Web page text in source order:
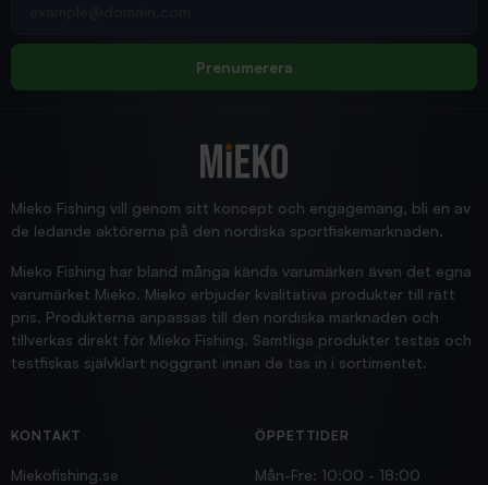
Jensa
Prenumerera
Mieko Fishing vill genom sitt koncept och engagemang, bli en av
de ledande aktörerna på den nordiska sportfiskemarknaden.
Mieko Fishing har bland många kända varumärken även det egna
varumärket Mieko. Mieko erbjuder kvalitativa produkter till rätt
pris. Produkterna anpassas till den nordiska marknaden och
tillverkas direkt för Mieko Fishing. Samtliga produkter testas och
testfiskas självklart noggrant innan de tas in i sortimentet.
KONTAKT
Miekofishing.se
ÖPPETTIDER
Mån-Fre: 10:00 - 18:00